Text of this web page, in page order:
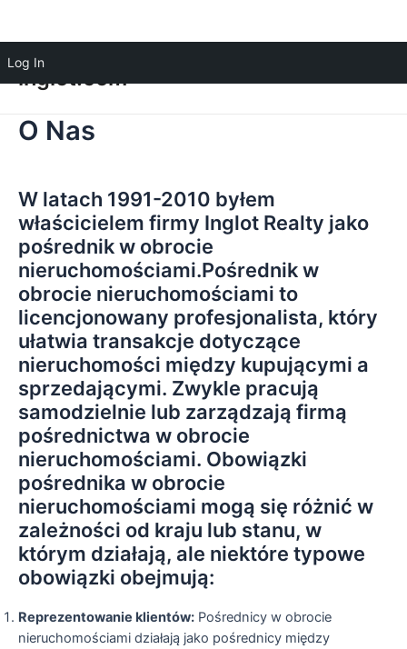
Log In
inglot.com
O Nas
W latach 1991-2010 byłem
właścicielem firmy Inglot Realty jako
pośrednik w obrocie
nieruchomościami.Pośrednik w
obrocie nieruchomościami to
licencjonowany profesjonalista, który
ułatwia transakcje dotyczące
nieruchomości między kupującymi a
sprzedającymi. Zwykle pracują
samodzielnie lub zarządzają firmą
pośrednictwa w obrocie
nieruchomościami. Obowiązki
pośrednika w obrocie
nieruchomościami mogą się różnić w
zależności od kraju lub stanu, w
którym działają, ale niektóre typowe
obowiązki obejmują:
Reprezentowanie klientów: Pośrednicy w obrocie
nieruchomościami działają jako pośrednicy między